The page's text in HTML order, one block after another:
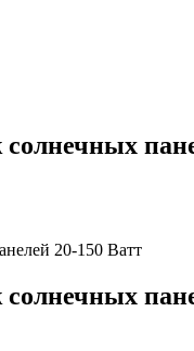
20-150 Ватт